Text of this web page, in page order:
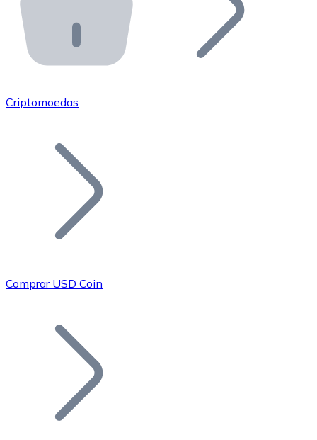
API Bitnovo
Integre nossa API no seu ecossistema.
Junte-se à nossa rede de revendedores e comercialize
Adicione o token do seu projeto ao nosso serviço de
Bitcoin
Criptomoedas
Comprar USD Coin